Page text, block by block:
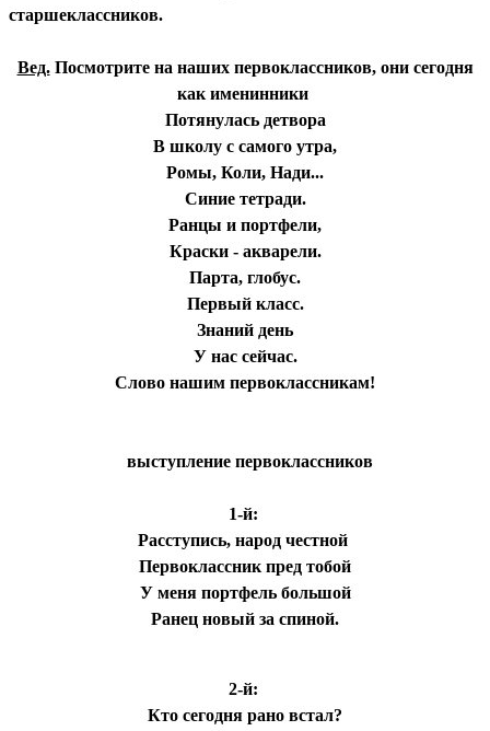
старшеклассников.
Вед.Посмотрите на наших первоклассников, они сегодня
как именинники
Потянулась детвора
В школу с самого утра,
Ромы, Коли, Нади...
Синие тетради.
Ранцы и портфели,
Краски - акварели.
Парта, глобус.
Первый класс.
Знаний день
У нас сейчас.
Слово нашим первоклассникам!
выступление первоклассников
1-й:
Расступись, народ честной
Первоклассник пред тобой
У меня портфель большой
Ранец новый за спиной.
2-й:
Кто сегодня рано встал?